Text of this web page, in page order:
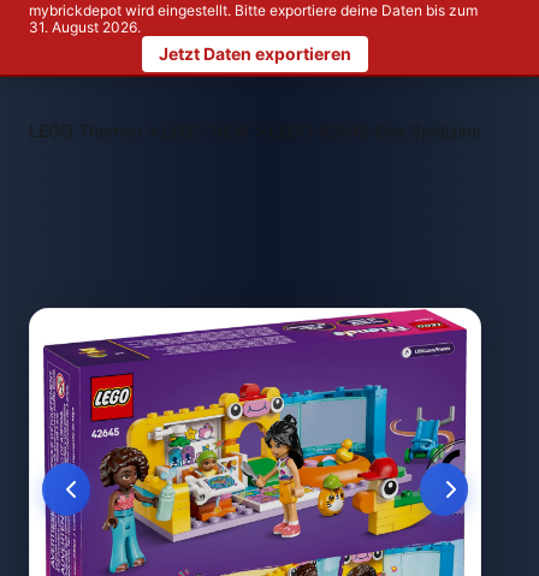
mybrickdepot wird eingestellt. Bitte exportiere deine Daten bis zum
31. August 2026.
Jetzt Daten exportieren
LEGO Themen > LEGO 42645 Das Spielzimmer